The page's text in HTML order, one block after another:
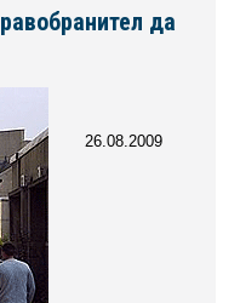
да
26.08.2009